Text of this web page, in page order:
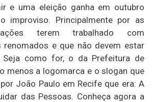
e uma eleição ganha em outubro
improviso. Principalmente por as
terem trabalhado com
renomados e que não devem estar
Seja como for, o da Prefeitura de
menos a logomarca e o slogan que
João Paulo em Recife que era: A
das Pessoas. Conheça agora a